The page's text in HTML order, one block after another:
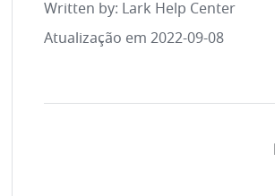
Written by: Lark Help Center
Atualização em 2022-09-08